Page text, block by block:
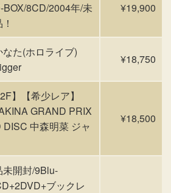
BOX/8CD/2004年/未
¥19,900
なた(ホロライブ)
¥18,750
】【希少レア】
GRAND PRIX
DISC 中森明菜 ジャ
¥18,500
未開封/9Blu-
ブックレ